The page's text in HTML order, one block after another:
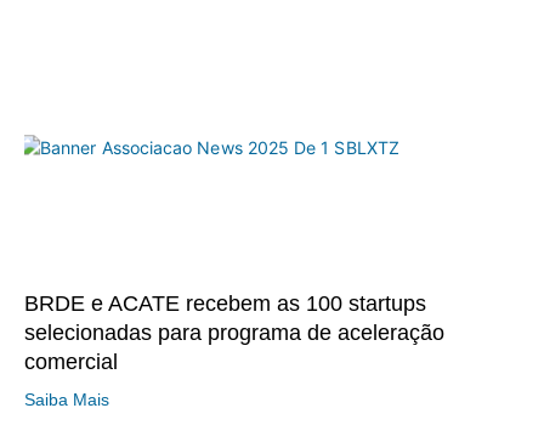
BRDE e ACATE recebem as 100 startups
selecionadas para programa de aceleração
comercial
Saiba Mais